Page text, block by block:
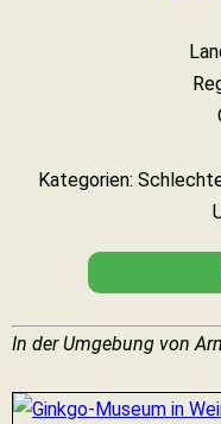
Kategorien:
In der Umgebung von